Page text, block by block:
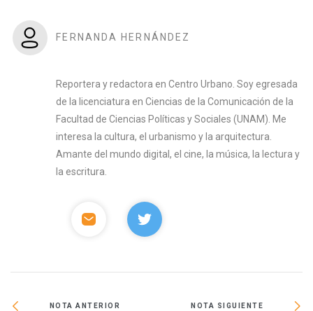
FERNANDA HERNÁNDEZ
Reportera y redactora en Centro Urbano. Soy egresada
de la licenciatura en Ciencias de la Comunicación de la
Facultad de Ciencias Políticas y Sociales (UNAM). Me
interesa la cultura, el urbanismo y la arquitectura.
Amante del mundo digital, el cine, la música, la lectura y
la escritura.
NOTA ANTERIOR NOTA SIGUIENTE